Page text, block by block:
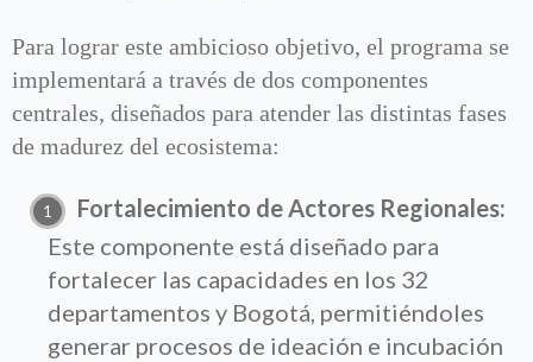
Para lograr este ambicioso objetivo, el programa se
implementará a través de dos componentes
centrales, diseñados para atender las distintas fases
de madurez del ecosistema:
Fortalecimiento de Actores Regionales:
Este componente está diseñado para
fortalecer las capacidades en los 32
departamentos y Bogotá, permitiéndoles
generar procesos de ideación e incubación